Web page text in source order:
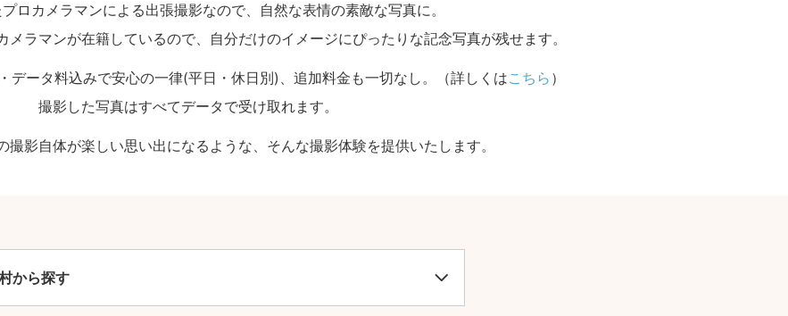
ロカメラマンによる出張撮影なので、自然な表情の素敵な写真に。
メラマンが在籍しているので、自分だけのイメージにぴったりな記念写真が残せます。
データ料込みで安心の一律(平日・休日別)、追加料金も一切なし。（詳しくはこちら ）
撮影した写真はすべてデータで受け取れます。
撮影自体が楽しい思い出になるような、そんな撮影体験を提供いたします。
から探す